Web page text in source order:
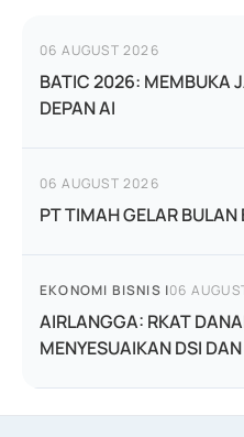
06 AUGUST 2026
BATIC 2026: MEMBUKA
DEPAN AI
06 AUGUST 2026
PT TIMAH GELAR BULAN
EKONOMI BISNIS |06
AIRLANGGA: RKAT
MENYESUAIKAN DSI